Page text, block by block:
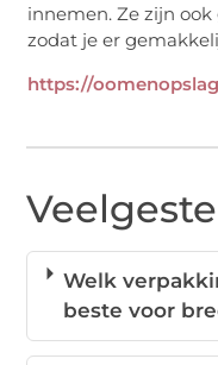
innemen. Ze zijn
zodat je er
https://
Welk
beste voor